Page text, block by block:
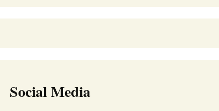
Social Media